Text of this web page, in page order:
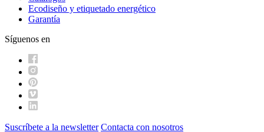
Ecodiseño y etiquetado energético
Garantía
Síguenos en
Suscríbete a la newsletter Contacta con nosotros